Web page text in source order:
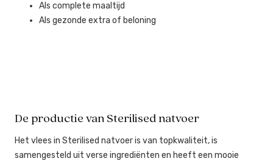
Als complete maaltijd
Als gezonde extra of beloning
De productie van Sterilised natvoer
Het vlees in Sterilised natvoer is van topkwaliteit, is
samengesteld uit verse ingrediënten en heeft een mooie